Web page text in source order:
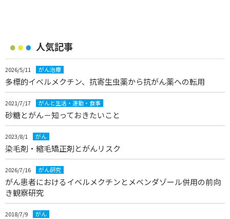
人気記事
2026/5/11 がん治療
多標的イベルメクチン、抗寄生虫薬から抗がん薬への転用
2021/7/17 がんと生活・運動・食事
砂糖とがん－知っておきたいこと
2023/8/1 がん
染毛剤・縮毛矯正剤とがんリスク
2026/7/16 がん研究
がん患者におけるイベルメクチンとメベンダゾール併用の前向
き観察研究
2018/7/9 がん